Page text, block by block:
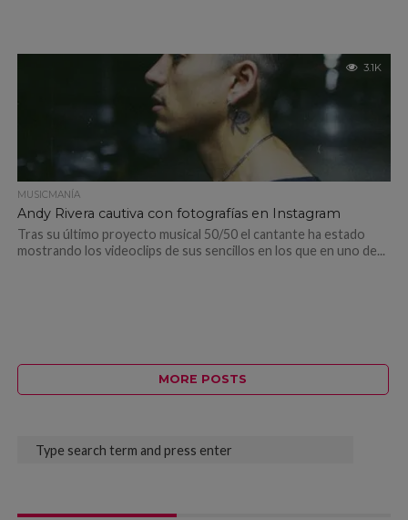
3.1K
MUSICMANÍA
Andy Rivera cautiva con fotografías en Instagram
Tras su último proyecto musical 50/50 el cantante ha estado
mostrando los videoclips de sus sencillos en los que en uno de...
MORE POSTS